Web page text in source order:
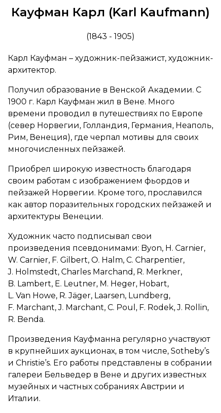
Кауфман Карл (Karl Kaufmann)
(1843 - 1905)
Карл Кауфман – художник-пейзажист, художник-
архитектор.
Получил образование в Венской Академии. С
1900 г. Карл Кауфман жил в Вене. Много
времени проводил в путешествиях по Европе
(север Норвегии, Голландия, Германия, Неаполь,
Рим, Венеция), где черпал мотивы для своих
многочисленных пейзажей.
Приобрел широкую известность благодаря
своим работам с изображением фьордов и
пейзажей Норвегии. Кроме того, прославился
как автор поразительных городских пейзажей и
архитектуры Венеции.
Художник часто подписывал свои
произведения псевдонимами: Byon, H. Carnier,
W. Carnier, F. Gilbert, O. Halm, C. Charpentier,
J. Holmstedt, Charles Marchand, R. Merkner,
B. Lambert, E. Leutner, M. Heger, Hobart,
L. Van Howe, R. Jäger, Laarsen, Lundberg,
F. Marchant, J. Marchant, C. Poul, F. Rodek, J. Rollin,
R. Benda.
Произведения Кауфманна регулярно участвуют
в крупнейших аукционах, в том числе, Sotheby’s
и Christiе’s. Его работы представлены в собрании
галереи Бельведер в Вене и других известных
музейных и частных собраниях Австрии и
Италии.